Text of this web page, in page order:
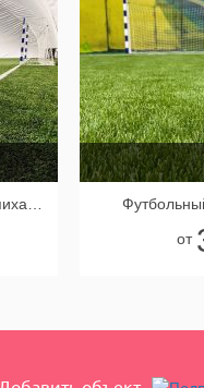
Футбольный манеж Campus "Шелепиха" 40х22
от